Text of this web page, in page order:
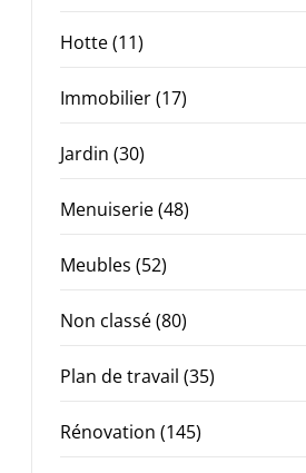
Hotte(11)
Immobilier(17)
Jardin (30)
Menuiserie(48)
Meubles (52)
Non classé(80)
Plan de travail (35)
Rénovation (145)